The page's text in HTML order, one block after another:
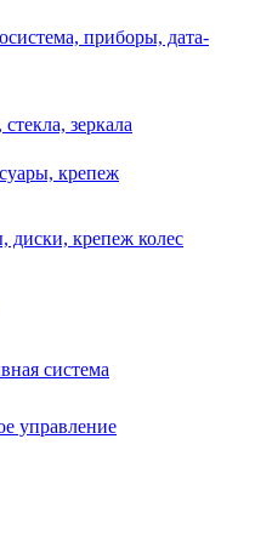
приборы, дата-
зеркала
крепеж
крепеж колес
система
управление